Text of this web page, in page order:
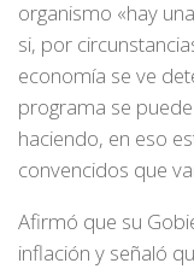
organismo «hay
si, por
economía se ve
programa se
haciendo, en eso
convencidos que
Afirmó que su
inflación y señaló